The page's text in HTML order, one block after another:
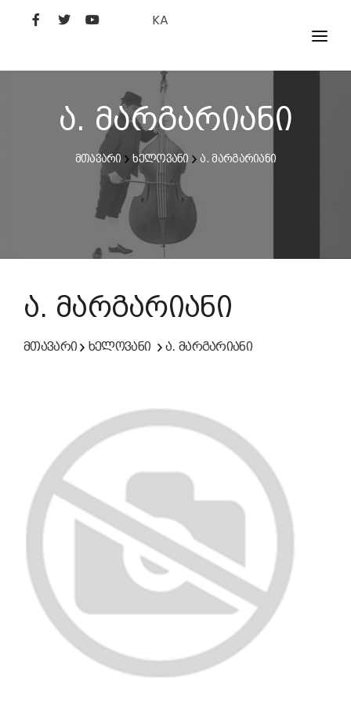
KA
ᲤᲘᲚᲛᲔᲑᲘ
ᲮᲔᲚᲝᲕᲐᲜᲘ
ᲙᲘᲜᲝᲡᲢᲣᲓᲘᲐ
ᲙᲘᲜᲝᲐᲙᲐᲓᲔᲛᲘᲐ
ა. მარგარიანი
მთავარი ხელოვანი ა. მარგარიანი
ა. მარგარიანი
მთავარი ხელოვანი ა. მარგარიანი